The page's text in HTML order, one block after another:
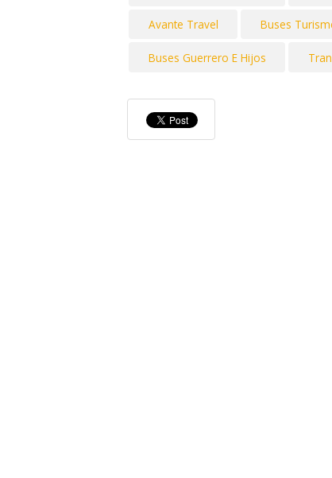
Avante Travel Buses
Buses Guerrero E Hijos